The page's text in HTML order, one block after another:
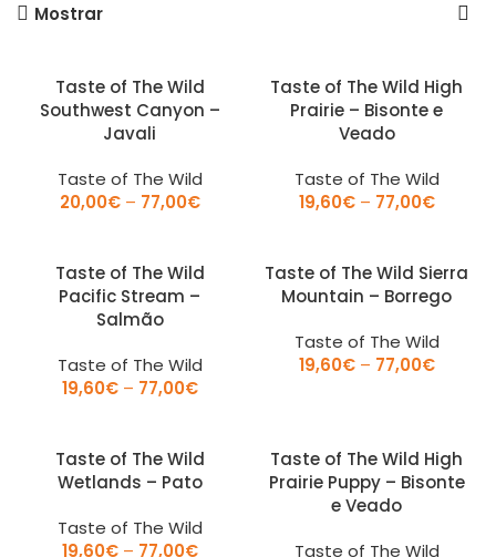
Mostrar
Taste of The Wild
Southwest Canyon –
Javali
Taste of The Wild
20,00€– 77,00€
Taste of The Wild High
Prairie – Bisonte e
Veado
Taste of The Wild
19,60€– 77,00€
Taste of The Wild
Pacific Stream –
Salmão
Taste of The Wild
19,60€– 77,00€
Taste of The Wild Sierra
Mountain – Borrego
Taste of The Wild
19,60€– 77,00€
Taste of The Wild
Wetlands – Pato
Taste of The Wild
19,60€– 77,00€
Taste of The Wild High
Prairie Puppy – Bisonte
e Veado
Taste of The Wild